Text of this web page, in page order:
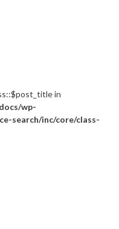
in
wp-
search/inc/core/class-